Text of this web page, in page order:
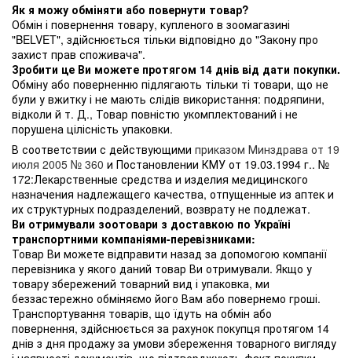
Як я можу обміняти або повернути товар?
Обмін і повернення товару, купленого в зоомагазині
"BELVET", здійснюється тільки відповідно до "Закону про
захист прав споживача".
Зробити це Ви можете протягом 14 днів від дати покупки.
Обміну або поверненню підлягають тільки ті товари, що не
були у вжитку і не мають слідів використання: подряпини,
відколи й т. Д., Товар повністю укомплектований і не
порушена цілісність упаковки.
В соответствии с действующими приказом Минздрава от 19
июля 2005 № 360 и Постановлении КМУ от 19.03.1994 г.. №
172:Лекарственные средства и изделия медицинского
назначения надлежащего качества, отпущенные из аптек и
их структурных подразделений, возврату не подлежат.
Ви отримували зоотовари з доставкою по Україні
транспортними компаніями-перевізниками:
Товар Ви можете відправити назад за допомогою компанії
перевізника у якого даний товар Ви отримували. Якщо у
товару збережений товарний вид і упаковка, ми
беззастережно обміняємо його Вам або повернемо гроші.
Транспортування товарів, що їдуть на обмін або
повернення, здійснюється за рахунок покупця протягом 14
днів з дня продажу за умови збереження товарного вигляду